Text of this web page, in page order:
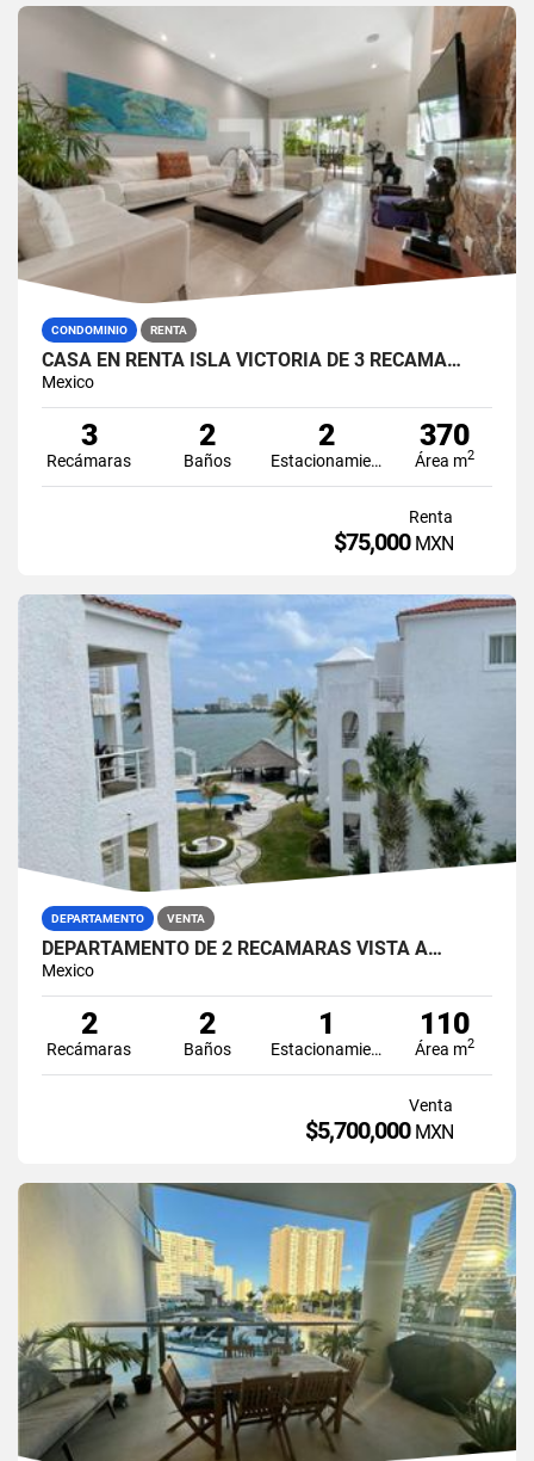
CONDOMINIO RENTA
CASA EN RENTA ISLA VICTORIA DE 3 RECÁMA…
Mexico
3
Recámaras
2
Baños
2
Estacionamiento
370
Área m2
Renta
$75,000 MXN
DEPARTAMENTO VENTA
DEPARTAMENTO DE 2 RECAMARAS VISTA A…
Mexico
2
Recámaras
2
Baños
1
Estacionamiento
110
Área m2
Venta
$5,700,000 MXN